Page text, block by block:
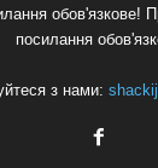
обов'язкове!
посилання
з нами: